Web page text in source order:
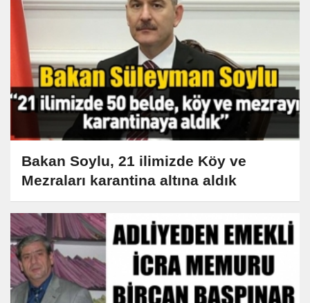
Bakan Soylu, 21 ilimizde Köy ve
Mezraları karantina altına aldık